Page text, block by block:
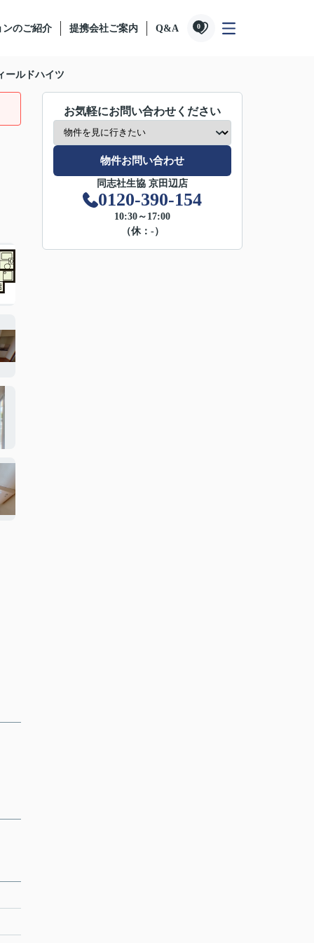
ンのご紹介 提携会社ご案内 Q&A 0
ールドハイツ
お気軽にお問い合わせください
物件お問い合わせ
同志社生協 京田辺店
0120-390-154
10:30～17:00
（休：-）